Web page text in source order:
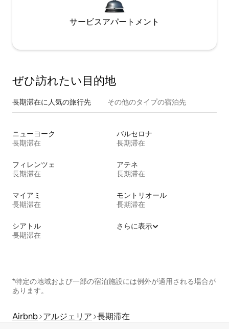
サービスアパートメント
ぜひ訪⁠れ⁠た⁠い目⁠的⁠地
長期滞在に人気の旅行先 その他のタ⁠イ⁠プ⁠の宿⁠泊⁠先
ニューヨーク
長期滞在
バルセロナ
長期滞在
フィレンツェ
長期滞在
アテネ
長期滞在
マイアミ
長期滞在
モントリオール
長期滞在
シアトル
長期滞在
さらに表示
*特定の地域および一部の宿泊施設には例外が適用される場合が
あります。
Airbnb アルジェリア 長期滞在